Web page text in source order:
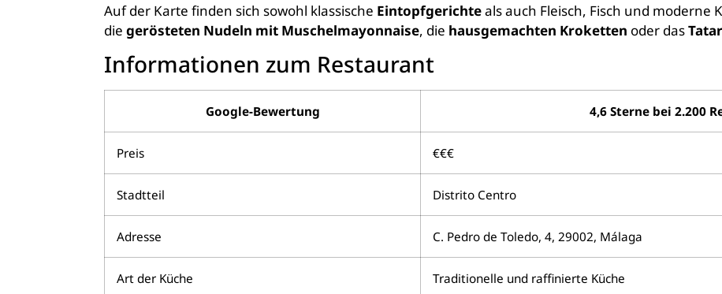
Auf der Karte finden sich sowohl klassische Eintopfgerichteals auch Fleisch, Fisch und moderne
die gerösteten Nudeln mit Muschelmayonnaise, die hausgemachten Kroketten oder das
Informationen zum Restaurant
Google-Bewertung 4,6 Sterne bei 2.200
Preis €€€
Stadtteil Distrito Centro
Adresse C. Pedro de Toledo, 4, 29002, Málaga
Art der Küche Traditionelle und raffinierte Küche